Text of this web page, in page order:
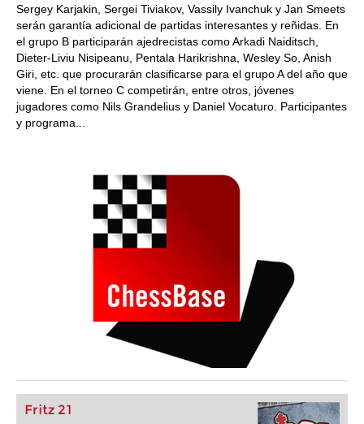
Sergey Karjakin, Sergei Tiviakov, Vassily Ivanchuk y Jan Smeets
serán garantía adicional de partidas interesantes y reñidas. En
el grupo B participarán ajedrecistas como Arkadi Naiditsch,
Dieter-Liviu Nisipeanu, Pentala Harikrishna, Wesley So, Anish
Giri, etc. que procurarán clasificarse para el grupo A del año que
viene. En el torneo C competirán, entre otros, jóvenes
jugadores como Nils Grandelius y Daniel Vocaturo. Participantes
y programa...
Fritz 21